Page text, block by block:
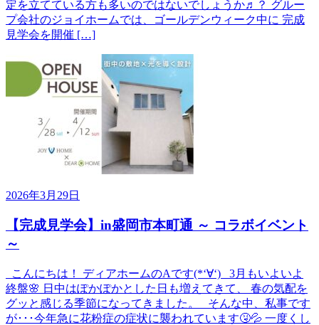
定を立てている方も多いのではないでしょうか♬？ グルー
プ会社のジョイホームでは、ゴールデンウィーク中に 完成
見学会を開催 […]
2026年3月29日
【完成見学会】in盛岡市本町通 ～ コラボイベント
～
こんにちは！ ディアホームのAです(*‘∀‘) 3月もいよいよ
終盤🌸 日中はぽかぽかとした日も増えてきて、 春の気配を
グッと感じる季節になってきました。 そんな中、私事です
が･･･今年急に花粉症の症状に襲われています🤧💦 一度くし